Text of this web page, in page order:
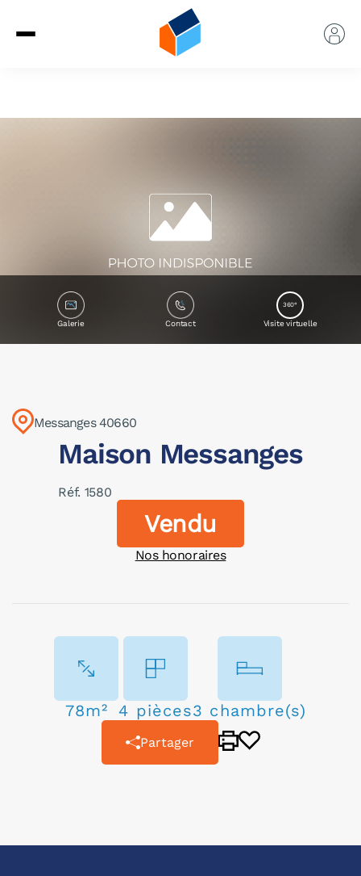
Galerie Contact
360°
Visite virtuelle
Messanges 40660
Maison Messanges
Réf. 1580
Vendu
Nos honoraires
78m² 4 pièces3 chambre(s)
Partager